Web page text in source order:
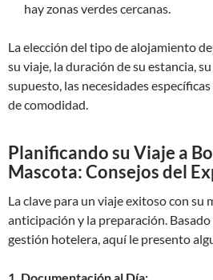
hay zonas verdes cercanas.
La elección del tipo de alojamiento
su viaje, la duración de su estancia,
supuesto, las necesidades
de comodidad.
Planificando su Viaje a
Mascota: Consejos del
La clave para un viaje exitoso con su
anticipación y la preparación.
gestión hotelera, aquí le presento